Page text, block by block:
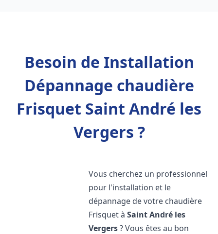
Besoin de Installation
Dépannage chaudière
Frisquet Saint André les
Vergers ?
Vous cherchez un professionnel
pour l'installation et le
dépannage de votre chaudière
Frisquet àSaint André les
Vergers? Vous êtes au bon